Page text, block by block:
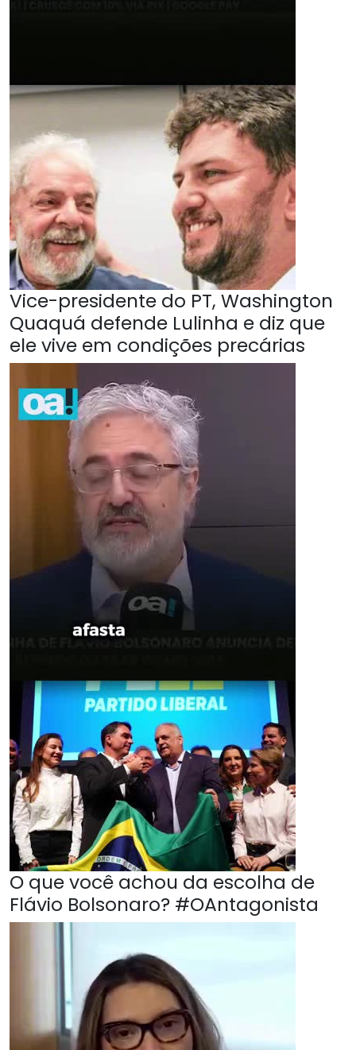
Vice-presidente do PT, Washington
Quaquá defende Lulinha e diz que
ele vive em condições precárias
O que você achou da escolha de
Flávio Bolsonaro? #OAntagonista